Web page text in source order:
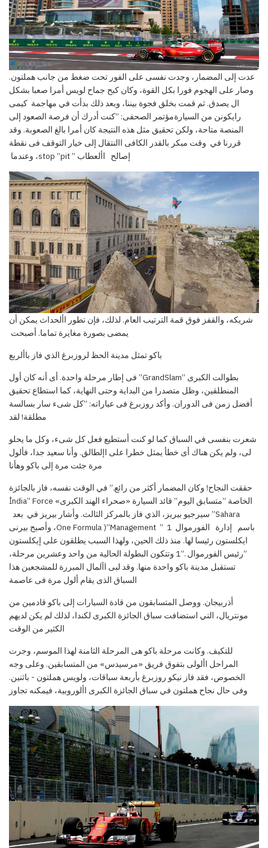
عدت إلى المضمار، وجدت نفسى على الفور تحت ضغط من جانب هملتون.
وصار على الهجوم فورا بكل القوة، وكان كبح جماح لويس أمرا صعبا بشكل
ال يصدق. ثم قمت بخلق فجوة بيننا، وبعد ذلك بدأت في مهاجمة كيمى
رايكونن من السيارةمؤتمر الصحفى: ”كنت أدرك أن فرصة الصعود إلى
المنصة متاحة، ولكن تحقيق مثل هذه النتيجة كان أمرا بالغ الصعوبة. وقد
قررنا في وقت مبكر بالقدر الكافى االنتقال إلى خيار التوقف فى نقطة
إصالح
األعطاب ” stop ”pit، وعندما
شريكه، والقفز فوق قمة الترتيب العام. لذلك، فإن تطور األحداث يمكن أن
يمضى بصورة مغايرة تماما. أصبحت
باكو تمثل مدينة الحظ لروزبرغ الذي فاز باألربع
بطوالت الكبرى ”GrandSlam” فى إطار مرحلة واحدة. أى أنه كان أول
المنطلقين، وظل متصدرا من البداية وحتى النهاية، كما استطاع تحقيق
أفضل زمن فى الدوران. وأكد روزبرغفى عباراته: ”كل شىء سار بسالسة
مطلقة! لقد
شعرت بنفسى في السباق كما لو كنت أستطيع فعل كل شىء، وكل ما يحلو
لى، ولم يكن هناك أى خطأ يمثل خطرا على اإلطالق. وأنا سعيد جدا، فألول
مرة جئت مرة إلى باكو وهأنا
حققت النجاح! وكان المضمار أكثر من رائع.” في الوقت نفسه، فاز بالجائزة
الخاصة ”متسابق اليوم” قائد السيارة «صحراء الهند الكبرى»
İndia” Force
”Sahara سيرجيو بيريز، الذي فاز بالمركز الثالث. وأشار بيريز في بعد
باسم إدارة الفورموال 1 ” One Formula
)”Management، وأصبح بيرنى
ايكلستون رئيسا لها. منذ ذلك الحين، ولهذا السبب يطلقون على إيكلستون
”رئيس الفورموال .”1 وتتكون البطولة الحالية من واحد وعشرين
مرحلة،
تستقبل مدينة باكو واحدة منها. وقد لبى اآلمال المبررة للمشجعين هذا
السباق الذى يقام ألول مرة فى عاصمة
أذربيجان. ووصل المتسابقون من قادة السيارات إلى باكو قادمين من
مونتريال، التي استضافت سباق الجائزة الكبرى لكندا، لذلك لم يكن لديهم
الكثير من الوقت
للتكيف. وكانت مرحلة باكو هى المرحلة الثامنة لهذا الموسم، وجرت
المراحل األولى بتفوق فريق «مرسيدس» من المتسابقين. وعلى وجه
الخصوص، فقد فاز نيكو روزبرغ بأربعة سباقات، ولويس هملتون - باثنين.
وفى حال نجاح هملتون في سباق الجائزة الكبرى األوروبية، فيمكنه تجاوز